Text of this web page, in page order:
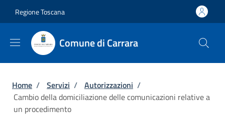
Regione Toscana
Comune di Carrara
Briciole di pane
Home / Servizi / Autorizzazioni /
Cambio della domiciliazione delle comunicazioni relative a
un procedimento